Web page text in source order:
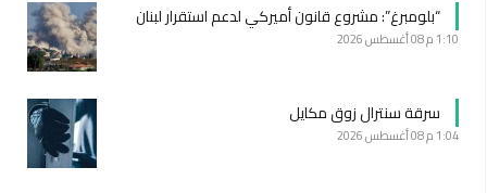
“بلومبرغ”: مشروع قانون أميركي لدعم استقرار لبنان
1:10 م 08 أغسطس 2026
سرقة سنترال زوق مكايل
1:04 م 08 أغسطس 2026